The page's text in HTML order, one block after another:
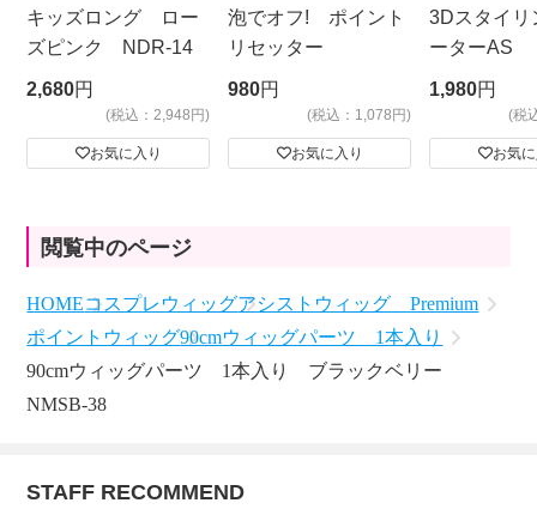
キッズロング ロー
ズピンク NDR-14
2,680円
(税込：2,948円)
お気に入り
泡でオフ! ポイント
リセッター
980円
(税込：1,078円)
お気に入り
3Dスタイリ
ーターAS
ビッグサイ
1,980円
(税
お気
閲覧中のページ
HOMEコスプレウィッグアシストウィッグ Premium
ポイントウィッグ90cmウィッグパーツ 1本入り
90cmウィッグパーツ 1本入り ブラックベリー
NMSB-38
STAFF RECOMMEND